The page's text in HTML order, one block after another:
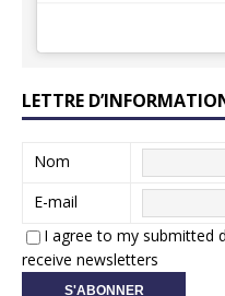
LETTRE
Nom
E-mail
I agree to my submitted
receive newsletters